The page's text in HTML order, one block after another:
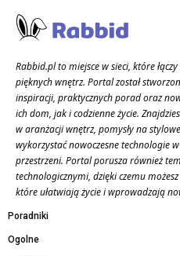
Rabbid.pl to miejsce w sieci, które
pięknych wnętrz. Portal został
inspiracji, praktycznych porad oraz
ich dom, jak i codzienne życie.
w aranżacji wnętrz, pomysły na
wykorzystać nowoczesne technologie
przestrzeni. Portal porusza również
technologicznymi, dzięki czemu
które ułatwiają życie i wprowadzają
Poradniki
Ogolne